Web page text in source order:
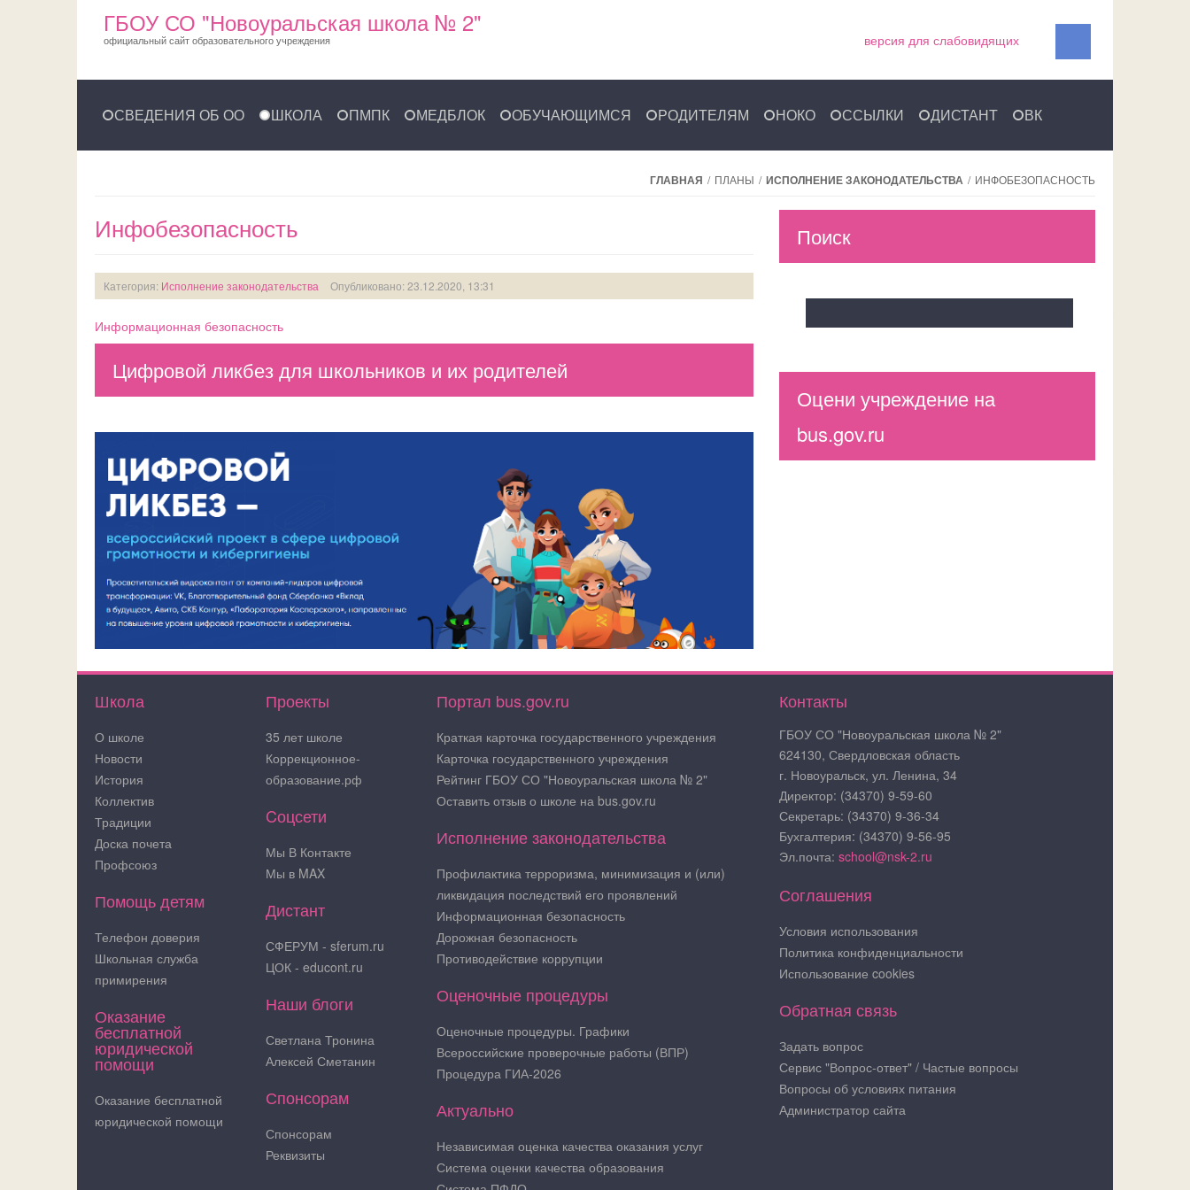
ГБОУ СО "Новоуральская школа № 2"
официальный сайт образовательного учреждения версия для слабовидящих
СВЕДЕНИЯ ОБ ОО ШКОЛА ПМПК МЕДБЛОК ОБУЧАЮЩИМСЯ РОДИТЕЛЯМ НОКО ССЫЛКИ ДИСТАНТ ВК
ГЛАВНАЯ / ПЛАНЫ / ИСПОЛНЕНИЕ ЗАКОНОДАТЕЛЬСТВА / ИНФОБЕЗОПАСНОСТЬ
Инфобезопасность
Категория: Исполнение законодательства Опубликовано: 23.12.2020, 13:31
Информационная безопасность
Цифровой ликбез для школьников и их родителей
Поиск
Оцени учреждение на
bus.gov.ru
Школа
О школе
Новости
История
Коллектив
Традиции
Доска почета
Профсоюз
Помощь детям
Телефон доверия
Школьная служба
примирения
Оказание
бесплатной
юридической
помощи
Оказание бесплатной
юридической помощи
Проекты
35 лет школе
Коррекционное-
образование.рф
Cоцсети
Мы В Контакте
Мы в MAX
Дистант
СФЕРУМ - sferum.ru
ЦОК - educont.ru
Наши блоги
Светлана Тронина
Алексей Сметанин
Спонсорам
Спонсорам
Реквизиты
Портал bus.gov.ru
Краткая карточка государственного учреждения
Карточка государственного учреждения
Рейтинг ГБОУ СО "Новоуральская школа № 2"
Оставить отзыв о школе на bus.gov.ru
Исполнение законодательства
Профилактика терроризма, минимизация и (или)
ликвидация последствий его проявлений
Информационная безопасность
Дорожная безопасность
Противодействие коррупции
Оценочные процедуры
Оценочные процедуры. Графики
Всероссийские проверочные работы (ВПР)
Процедура ГИА-2026
Актуально
Независимая оценка качества оказания услуг
Система оценки качества образования
Контакты
ГБОУ СО "Новоуральская школа № 2"
624130, Свердловская область
г. Новоуральск, ул. Ленина, 34
Директор: (34370) 9-59-60
Секретарь: (34370) 9-36-34
Бухгалтерия: (34370) 9-56-95
Эл.почта: school@nsk-2.ru
Соглашения
Условия использования
Политика конфиденциальности
Использование cookies
Обратная связь
Задать вопрос
Сервис "Вопрос-ответ" / Частые вопросы
Вопросы об условиях питания
Администратор сайта